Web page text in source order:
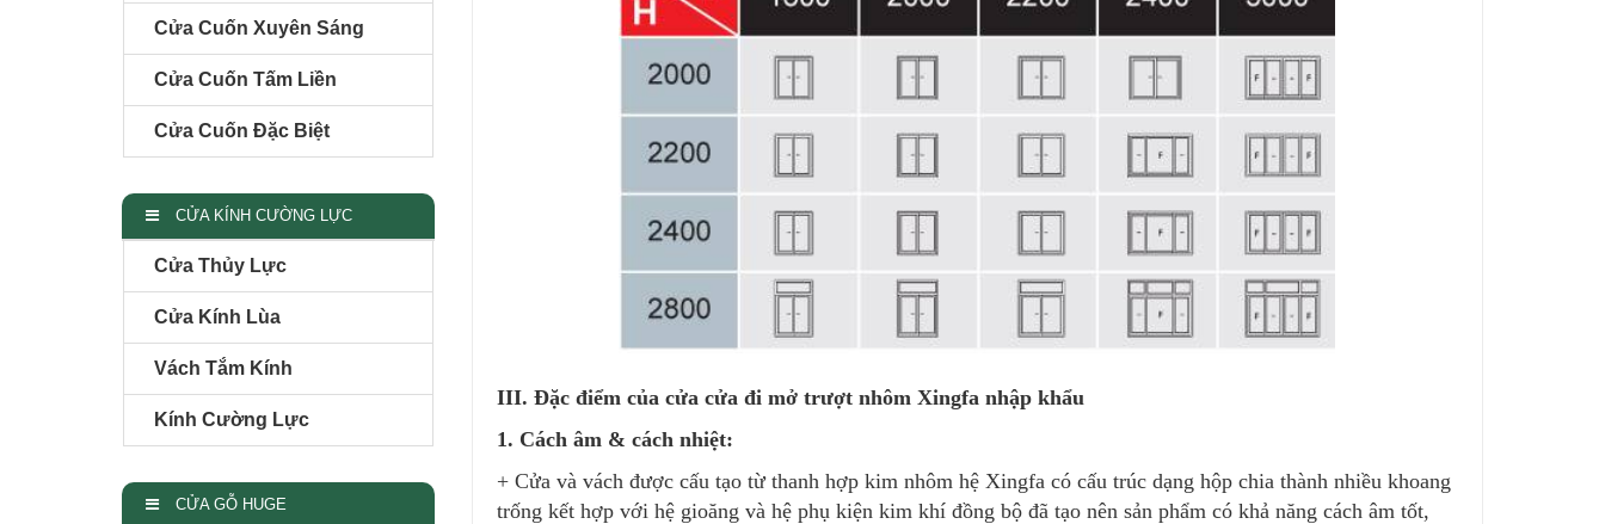
Cửa Cuốn Xuyên Sáng
Cửa Cuốn Tấm Liền
Cửa Cuốn Đặc Biệt
CỬA KÍNH CƯỜNG LỰC
Cửa Thủy Lực
Cửa Kính Lùa
Vách Tắm Kính
Kính Cường Lực
CỬA GỖ HUGE
III. Đặc điểm của cửa cửa đi mở trượt nhôm Xingfa nhập khẩu
1. Cách âm & cách nhiệt:
+ Cửa và vách được cấu tạo từ thanh hợp kim nhôm hệ Xingfa có cấu trúc dạng hộp chia thành nhiều khoang
trống kết hợp với hệ gioăng và hệ phụ kiện kim khí đồng bộ đã tạo nên sản phẩm có khả năng cách âm tốt,